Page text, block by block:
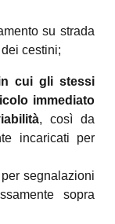
su strada
cestini;
cui gli stessi
immediato
, così da
incaricati per
segnalazioni
sopra